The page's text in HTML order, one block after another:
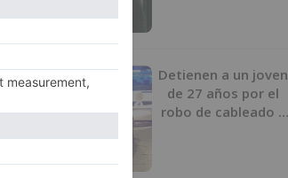
4
Detienen a un joven
de 27 años por el
robo de cableado y